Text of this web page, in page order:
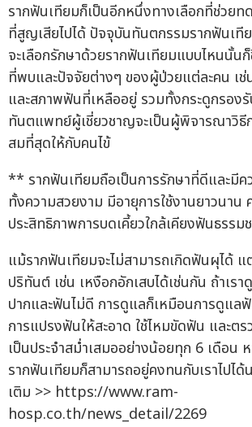
รากฟันเทียมก็เป็นอีกหนึ่งทางเลือกที่ช่วย
ที่สูญเสียไปได้ ปัจจุบันทันตกรรมรากฟันเที
จะเลือกรักษาด้วยรากฟันเทียมแบบไหนนั้
ที่พบและปัจจัยต่างๆ ของผู้ป่วยแต่ละคน เ
และสภาพฟันที่เหลืออยู่ รวมทั้งกระดูกรอง
ทันตแพทย์ผู้เชี่ยวชาญจะเป็นผู้พิจารณาวิธี
สมที่สุดให้กับคนไข้
** รากฟันเทียมถือเป็นการรักษาที่ดีและมีค
ทั้งความสวยงาม มีอายุการใช้งานยาวนาน
ประสิทธิภาพการบดเคี้ยวใกล้เคียงฟันธรร
แม้รากฟันเทียมจะไม่สามารถเกิดฟันผุได้ แ
ปริทันต์ เช่น เหงือกอักเสบได้เช่นกัน ถ้าเร
ปากและฟันไม่ดี การดูแลก็เหมือนการดูแล
การแปรงฟันให้สะอาด ใช้ไหมขัดฟัน และต
เป็นประจำสม่ำเสมออย่างน้อยทุก 6 เดือน
รากฟันเทียมก็สามารถอยู่คงทนกับเราไปไ
เติม >> https://www.ram-
hosp.co.th/news_detail/2269